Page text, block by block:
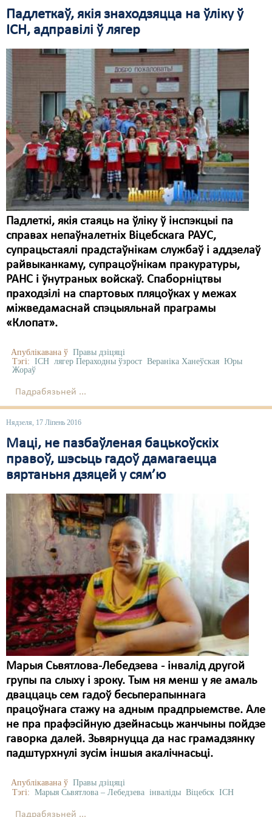
Падлеткаў, якія знаходзяцца на ўліку ў
ІСН, адправілі ў лягер
Падлеткі, якія стаяць на ўліку ў інспэкцыі па
справах непаўналетніх Віцебскага РАУС,
супрацьстаялі прадстаўнікам службаў і аддзелаў
райвыканкаму, супрацоўнікам пракуратуры,
РАНС і ўнутраных войскаў. Спаборніцтвы
праходзілі на спартовых пляцоўках у межах
міжведамаснай спэцыяльнай праграмы
«Клопат».
Апублікавана ў Правы дзіцяці
Тэгі: ІСН лягер Пераходны ўзрост Вераніка Ханеўская Юры
Жораў
Падрабязьней ...
Нядзеля, 17 Ліпень 2016
Маці, не пазбаўленая бацькоўскіх
правоў, шэсьць гадоў дамагаецца
вяртаньня дзяцей у сям’ю
Марыя Сьвятлова-Лебедзева - інвалід другой
групы па слыху і зроку. Тым ня менш у яе амаль
дваццаць сем гадоў бесьперапыннага
працоўнага стажу на адным прадпрыемстве. Але
не пра прафэсійную дзейнасьць жанчыны пойдзе
гаворка далей. Зьвярнуцца да нас грамадзянку
падштурхнулі зусім іншыя акалічнасьці.
Апублікавана ў Правы дзіцяці
Тэгі: Марыя Сьвятлова – Лебедзева інваліды Віцебск ІСН
Падрабязьней ...